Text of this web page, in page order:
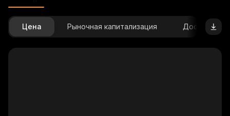
Цена Рыночная капитализация Доступное